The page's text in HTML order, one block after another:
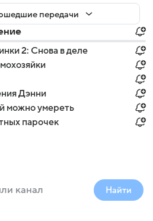
передачи
2: Снова в деле
Дэнни
можно умереть
парочек
Найти